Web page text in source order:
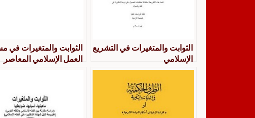
الثوابت والمتغيرات في التشريع
الإسلامي
الثوابت والمتغيرات في
العمل الإسلامي المعاصر